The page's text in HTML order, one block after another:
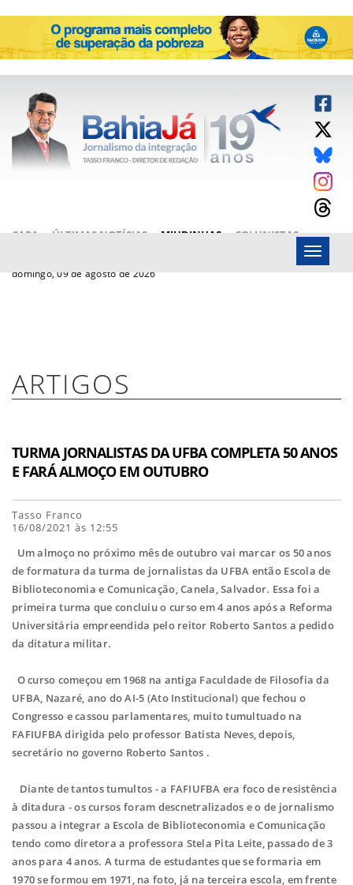
CAPA ÚLTIMAS NOTÍCIAS MIUDINHAS
COLUNISTAS
domingo, 09 de agosto de 2026
Menu
ARTIGOS
TURMA JORNALISTAS DA UFBA COMPLETA 50 ANOS
E FARÁ ALMOÇO EM OUTUBRO
Tasso Franco
16/08/2021 às 12:55
Um almoço no próximo mês de outubro vai marcar os 50 anos
de formatura da turma de jornalistas da UFBA então Escola de
Biblioteconomia e Comunicação, Canela, Salvador. Essa foi a
primeira turma que concluiu o curso em 4 anos após a Reforma
Universitária empreendida pelo reitor Roberto Santos a pedido
da ditatura militar.
O curso começou em 1968 na antiga Faculdade de Filosofia da
UFBA, Nazaré, ano do AI-5 (Ato Institucional) que fechou o
Congresso e cassou parlamentares, muito tumultuado na
FAFIUFBA dirigida pelo professor Batista Neves, depois,
secretário no governo Roberto Santos .
Diante de tantos tumultos - a FAFIUFBA era foco de resistência
à ditadura - os cursos foram descnetralizados e o de jornalismo
passou a integrar a Escola de Biblioteconomia e Comunicação
tendo como diretora a professora Stela Pita Leite, passado de 3
anos para 4 anos. A turma de estudantes que se formaria em
1970 se formou em 1971, na foto, já na terceira escola, em frente